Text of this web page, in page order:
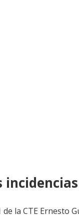
incidencias
de la CTE Ernesto